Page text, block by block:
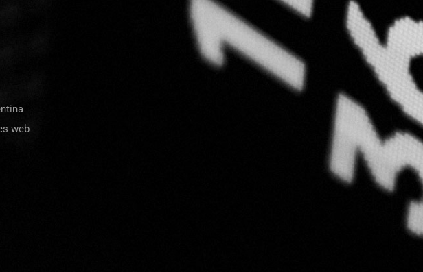
web
completos de hosting y asesoramiento web integral.
WORDPRESS - ECOMMERCE